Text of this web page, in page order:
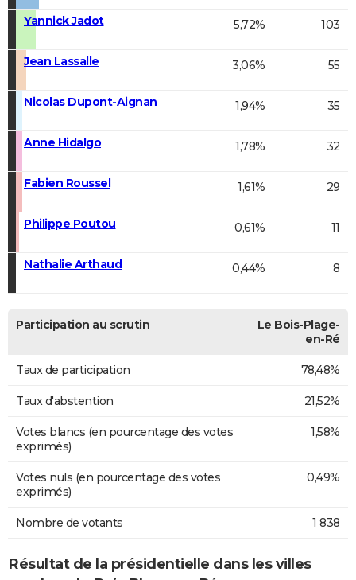
Yannick Jadot 5,72% 103
Jean Lassalle 3,06% 55
Nicolas Dupont-Aignan 1,94% 35
Anne Hidalgo 1,78% 32
Fabien Roussel 1,61% 29
Philippe Poutou 0,61% 11
Nathalie Arthaud 0,44% 8
Participation au scrutin
Le Bois-Plage-
en-Ré
Taux de participation 78,48%
Taux d'abstention 21,52%
Votes blancs (en pourcentage des votes
exprimés)
1,58%
Votes nuls (en pourcentage des votes
exprimés)
0,49%
Nombre de votants 1 838
Résultat de la présidentielle dans les villes